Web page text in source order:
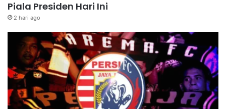
Piala Presiden Hari Ini
2 hari ago